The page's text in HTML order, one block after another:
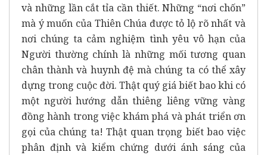
và những lần cắt tỉa cần thiết. Những “nơi chốn”
mà ý muốn của Thiên Chúa được tỏ lộ rõ nhất và
nơi chúng ta cảm nghiệm tình yêu vô hạn của
Người thường chính là những mối tương quan
chân thành và huynh đệ mà chúng ta có thể xây
dựng trong cuộc đời. Thật quý giá biết bao khi có
một người hướng dẫn thiêng liêng vững vàng
đồng hành trong việc khám phá và phát triển ơn
gọi của chúng ta! Thật quan trọng biết bao việc
phân định và kiểm chứng dưới ánh sáng của